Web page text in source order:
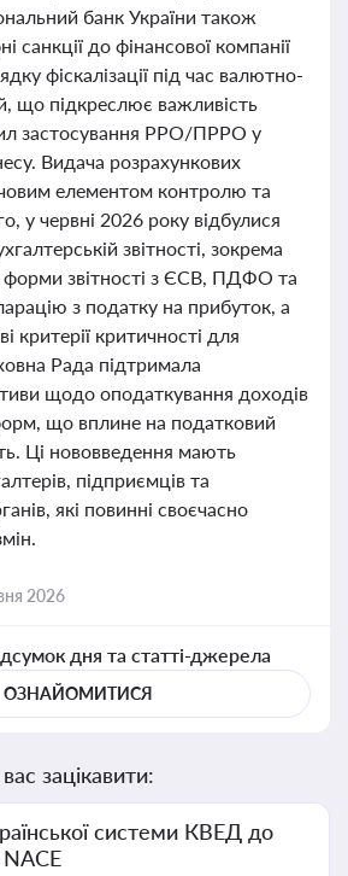
банк України також
санкції до фінансової компанії
фіскалізації під час валютно-
що підкреслює важливість
застосування РРО/ПРРО у
Видача розрахункових
елементом контролю та
у червні 2026 року відбулися
звітності, зокрема
форми звітності з ЄСВ, ПДФО та
з податку на прибуток, а
критерії критичності для
Рада підтримала
щодо оподаткування доходів
що вплине на податковий
Ці нововведення мають
підприємців та
які повинні своєчасно
2026
дня та статті-джерела
ОЗНАЙОМИТИСЯ
зацікавити:
системи КВЕД до
NACE